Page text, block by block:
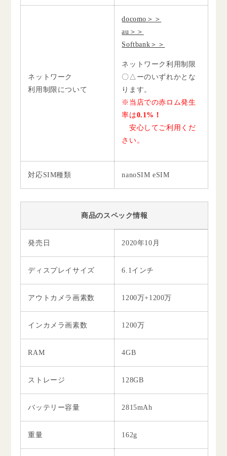
ネットワーク
利用制限について
docomo＞＞
au＞＞
Softbank＞＞
ネットワーク利用制限
〇△ーのいずれかとな
ります。
※当店での赤ロム発生
率は0.1%！
安心してご利用くだ
さい。
対応SIM種類 nanoSIM eSIM
商品のスペック情報
発売日 2020年10月
ディスプレイサイズ 6.1インチ
アウトカメラ画素数 1200万+1200万
インカメラ画素数 1200万
RAM 4GB
ストレージ 128GB
バッテリー容量 2815mAh
重量 162g